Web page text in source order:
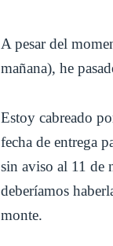
A pesar del
mañana), he
Estoy cabreado
fecha de entrega
sin aviso al 11 de
deberíamos
monte.